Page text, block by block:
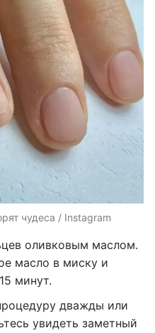
чудеса / Instagram
оливковым маслом.
масло в миску и
минут.
дважды или
увидеть заметный